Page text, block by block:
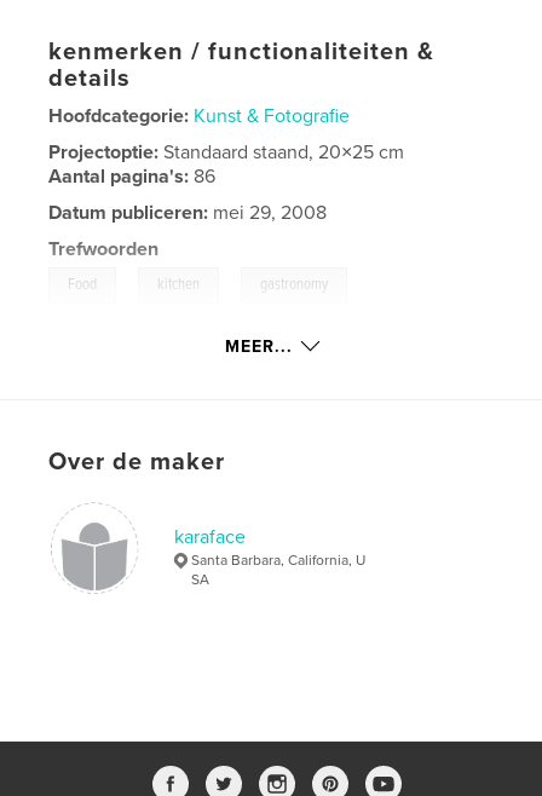
kenmerken / functionaliteiten &
details
Hoofdcategorie: Kunst & Fotografie
Projectoptie:Standaard staand, 20×25 cm
Aantal pagina's: 86
Datum publiceren: mei 29, 2008
Trefwoorden
Food kitchen gastronomy
MEER...
Over de maker
karaface
Santa Barbara, California, U
SA